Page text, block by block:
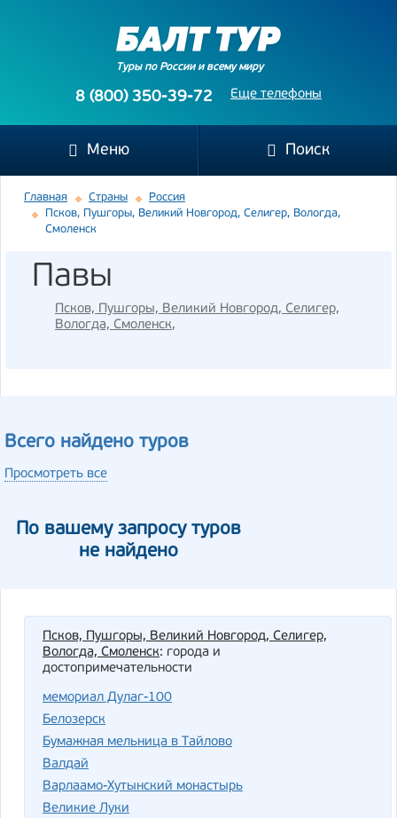
Туры по России и всему миру
Еще телефоны
8 (800) 350-39-72
Меню Поиск
Главная Страны
Россия
Псков, Пушгоры, Великий Новгород, Селигер, Вологда,
Смоленск
Павы
Псков, Пушгоры, Великий Новгород, Селигер,
Вологда, Смоленск,
Всего найдено туров
Просмотреть все
По вашему запросу туров
не найдено
Псков, Пушгоры, Великий Новгород, Селигер,
Вологда, Смоленск: города и
достопримечательности
мемориал Дулаг-100
Белозерск
Бумажная мельница в Тайлово
Валдай
Варлаамо-Хутынский монастырь
Великие Луки